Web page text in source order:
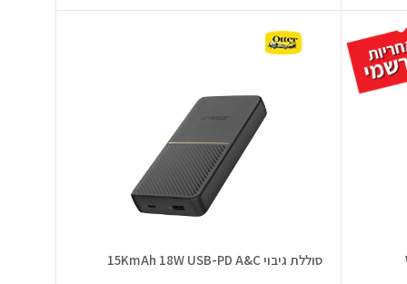
סוללת גיבוי 15KmAh 18W USB-PD A&C